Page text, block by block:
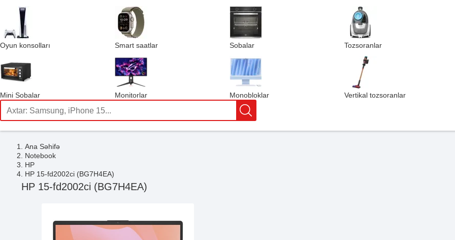
Oyun konsolları Smart saatlar Sobalar Tozsoranlar
Mini Sobalar Monitorlar Monobloklar Vertikal tozsoranlar
Ana Səhifə
Notebook
HP
HP 15-fd2002ci (BG7H4EA)
HP 15-fd2002ci (BG7H4EA)